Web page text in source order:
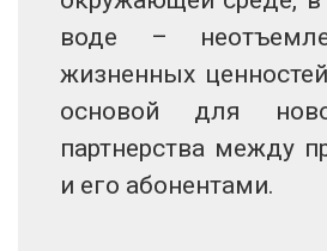
воде –
жизненных
основой для
партнерства между
и его абонентами.